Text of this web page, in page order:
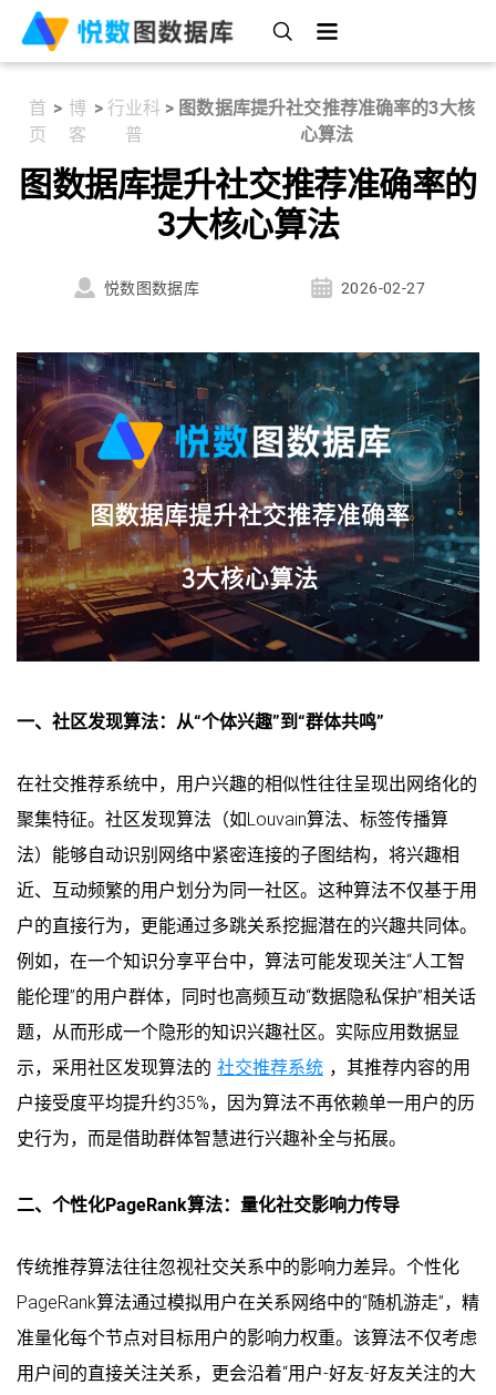
首
页
> 博
客
> 行业科
普
> 图数据库提升社交推荐准确率的3大核
心算法
图数据库提升社交推荐准确率的
3大核心算法
悦数图数据库 2026-02-27
一、社区发现算法：从“个体兴趣”到“群体共鸣”
在社交推荐系统中，用户兴趣的相似性往往呈现出网络化的
聚集特征。社区发现算法（如Louvain算法、标签传播算
法）能够自动识别网络中紧密连接的子图结构，将兴趣相
近、互动频繁的用户划分为同一社区。这种算法不仅基于用
户的直接行为，更能通过多跳关系挖掘潜在的兴趣共同体。
例如，在一个知识分享平台中，算法可能发现关注“人工智
能伦理”的用户群体，同时也高频互动“数据隐私保护”相关话
题，从而形成一个隐形的知识兴趣社区。实际应用数据显
示，采用社区发现算法的 社交推荐系统 ，其推荐内容的用
户接受度平均提升约35%，因为算法不再依赖单一用户的历
史行为，而是借助群体智慧进行兴趣补全与拓展。
二、个性化PageRank算法：量化社交影响力传导
传统推荐算法往往忽视社交关系中的影响力差异。个性化
PageRank算法通过模拟用户在关系网络中的“随机游走”，精
准量化每个节点对目标用户的影响力权重。该算法不仅考虑
用户间的直接关注关系，更会沿着“用户-好友-好友关注的大